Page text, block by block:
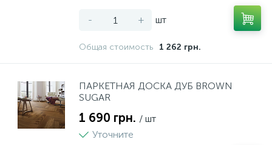
- + шт
Общая стоимость 1 262 грн.
ПАРКЕТНАЯ ДОСКА ДУБ BROWN
SUGAR
1 690 грн. / шт
Уточните